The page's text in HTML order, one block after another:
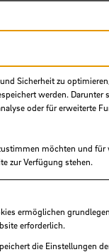
Sicherheit zu
werden.
oder für erweiterte
möchten und
zur Verfügung stehen.
ermöglichen
erforderlich.
die Einstellungen